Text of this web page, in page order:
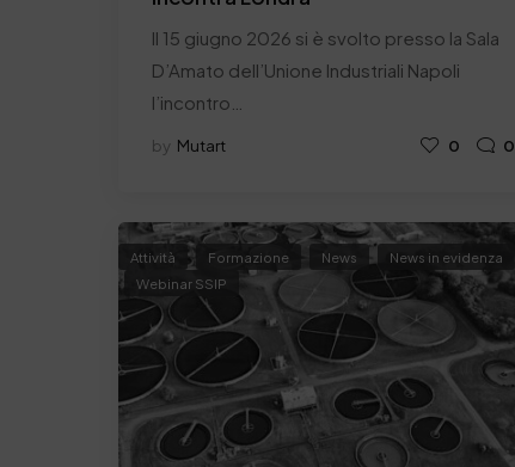
Il 15 giugno 2026 si è svolto presso la Sala
D’Amato dell’Unione Industriali Napoli
l’incontro…
by Mutart 0 0
Attività Formazione News
News in evidenza
Webinar SSIP